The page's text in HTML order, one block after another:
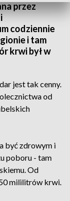
przez
codziennie
i tam
krwi był w
jest tak cenny.
od
być zdrowym i
poboru - tam
Od
mililitrów krwi.